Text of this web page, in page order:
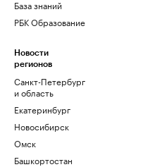
База знаний
РБК Образование
Новости
регионов
Санкт-Петербург
и область
Екатеринбург
Новосибирск
Омск
Башкортостан